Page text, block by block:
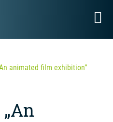
animated film exhibition“